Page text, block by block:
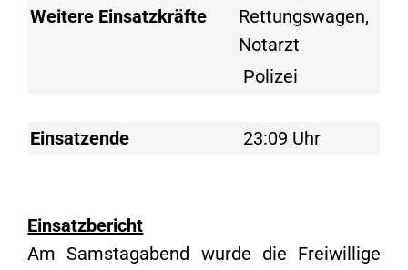
Weitere Einsatzkräfte
Rettungswagen,
Notarzt
Polizei
Einsatzende 23:09 Uhr
Einsatzbericht
Am Samstagabend wurde die Freiwillige